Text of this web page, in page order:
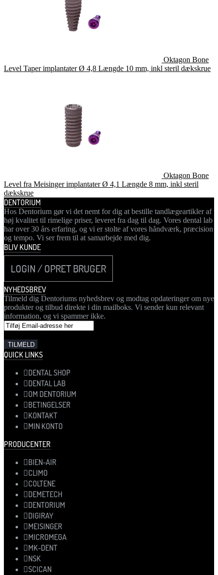
Oktagon Bone
Level Taper implantater Ø 4,8 Længde 10 mm, inkl steril dækskrue
Oktagon Bone
Level fra Meisinger implantater Ø 4,1 Længde 8 mm, inkl steril
dækskrue
DENTORIUM
Hos Dentorium gør vi det nemt for dig at bestille tandlægeartikler af
høj kvalitet til rimelige priser, leveret fra dag til dag. Vores dental lab
har over 30 års erfaring, og vi er stolte af vores håndværk, præcision
og tempo. Vi ser frem til at samarbejde med dig.
BLIV KUNDE
LOGIN / OPRET BRUGER
NYHEDSBREV
Tilmeld dig Dentoriums nyhedsbrev og modtag opdateringer om nye
produkter og tilbud direkte i din mailboks. Vi sender kun relevant
information, og vi spammer ikke.
QUICK LINKS
DENTAL SHOP
DENTAL LAB
OM DENTORIUM
BETINGELSER
KONTAKT
MIN KONTO
PRODUCENTER
BIEN-AIR
CLIMO
COLTENE
DEMETECH
DENTORIUM
DIGIRAY
MEISINGER
MICROMEGA
MK-DENT
NSK
SCICAN